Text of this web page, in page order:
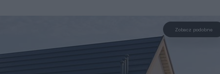
Zobacz podobne